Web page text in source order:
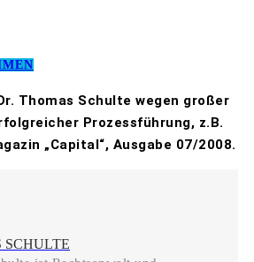
Thomas Schulte wegen großer
Prozessführung, z.B.
„Capital“, Ausgabe 07/2008.
SCHULTE